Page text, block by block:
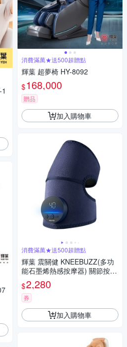
消費滿萬★送500超贈點
輝葉 超夢椅 HY-8092
$168,000
贈品
加入購物車
消費滿萬★送500超贈點
輝葉 震關健 KNEEBUZZ(多功
能石墨烯熱感按摩器) 關節按摩
膝蓋按摩 HY-762
$2,280
券
加入購物車